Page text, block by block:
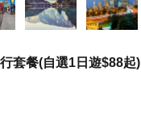
套餐(自選1日遊$88起)